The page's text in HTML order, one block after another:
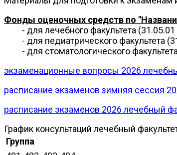
Фонды оценочных средств по
- для лечебного факультета (31.05.01
- для педиатрического факультета
- для стоматологического
экзаменационные вопросы 2026
расписание экзаменов зимняя сессия
расписание экзаменов 2026 лечебный
График консультаций лечебный
Группа